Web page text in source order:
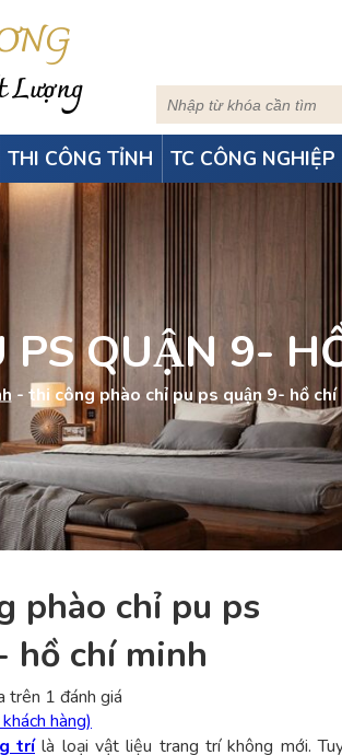
THI CÔNG TỈNH TC CÔNG NGHIỆP
PS QUẬN 9-
- thi công phào chỉ pu ps quận 9- hồ chí
phào chỉ pu ps
hồ chí minh
trên 1 đánh giá
hàng)
trílà loại vật liệu trang trí không mới.